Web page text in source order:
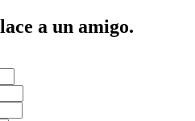
a un amigo.